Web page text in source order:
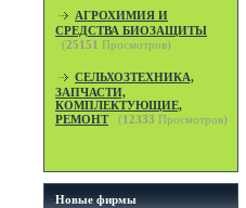
АГРОХИМИЯ И
СРЕДСТВА БИОЗАЩИТЫ
(25151 Просмотров)
СЕЛЬХОЗТЕХНИКА,
ЗАПЧАСТИ,
КОМПЛЕКТУЮЩИЕ,
РЕМОНТ
(12333 Просмотров)
Новые фирмы